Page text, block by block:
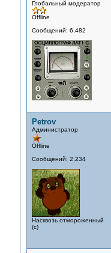
Глобальный модератор
Offline
Сообщений: 6,482
Petrov
Администратор
Offline
Сообщений: 2,234
Насквозь отмороженный
(с)